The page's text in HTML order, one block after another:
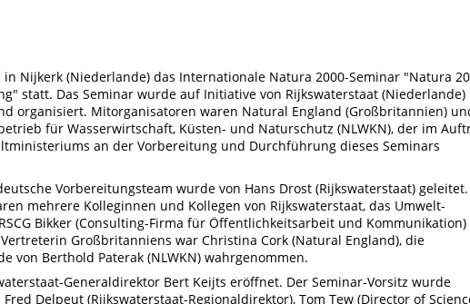
in Nijkerk (Niederlande) das Internationale Natura 2000-Seminar "Natura
statt. Das Seminar wurde auf Initiative von Rijkswaterstaat (Niederlande)
organisiert. Mitorganisatoren waren Natural England (Großbritannien)
für Wasserwirtschaft, Küsten- und Naturschutz (NLWKN), der im
an der Vorbereitung und Durchführung dieses Seminars
Vorbereitungsteam wurde von Hans Drost (Rijkswaterstaat) geleitet.
mehrere Kolleginnen und Kollegen von Rijkswaterstaat, das Umwelt-
Bikker (Consulting-Firma für Öffentlichkeitsarbeit und Kommunikation)
Großbritanniens war Christina Cork (Natural England), die
von Berthold Paterak (NLWKN) wahrgenommen.
Generaldirektor Bert Keijts eröffnet. Der Seminar-Vorsitz wurde
Delpeut (Rijkswaterstaat-Regionaldirektor), Tom Tew (Director of